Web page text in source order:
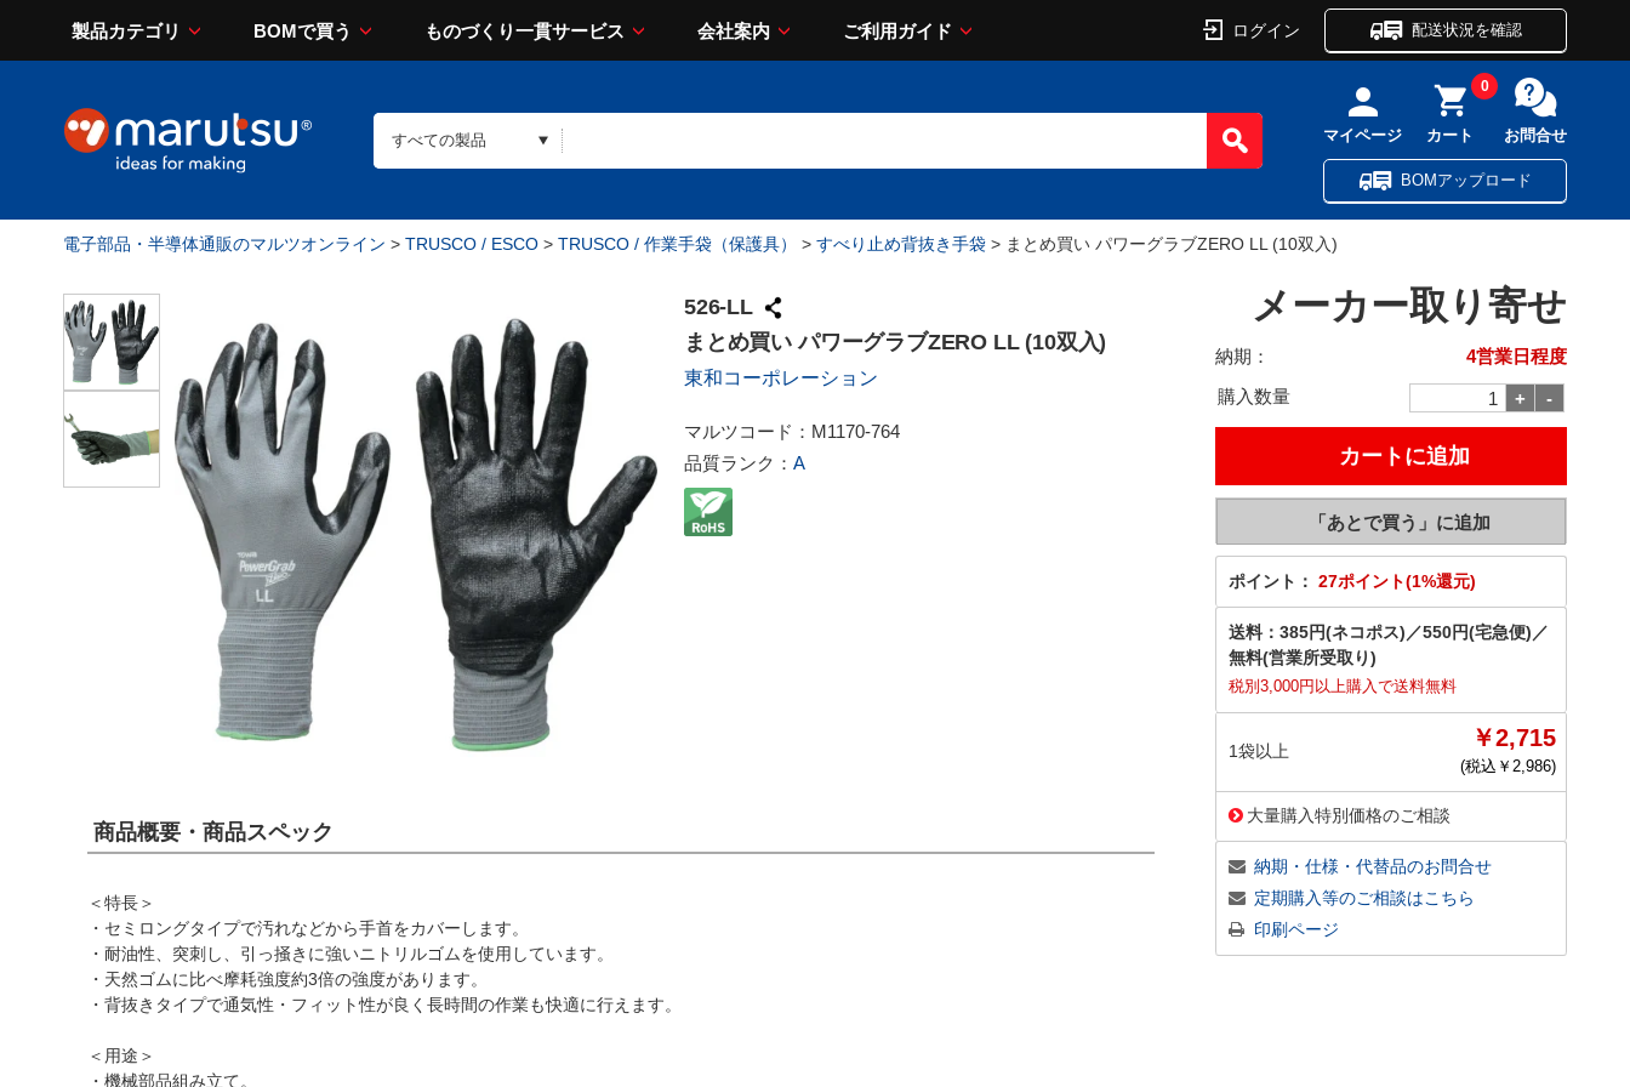
製品カテゴリ BOMで買う ものづくり一貫サービス 会社案内 ご利用ガイド ログイン 配送状況を確認
マイページ カート
0
お問合せ
BOMアップロード
電子部品・半導体通販のマルツオンライン > TRUSCO / ESCO > TRUSCO / 作業手袋（保護具） > すべり止め背抜き手袋 > まとめ買い パワーグラブZERO LL (10双入)
526-LL
まとめ買い パワーグラブZERO LL (10双入)
東和コーポレーション
マルツコード： M1170-764
品質ランク： A
メーカー取り寄せ
納期：
4営業日程度
購入数量
ポイント： 27ポイント(1%還元)
送料： 385円(ネコポス) ／550円(宅急便) ／
無料(営業所受取り)
税別3,000円以上購入で送料無料
1袋以上 ￥2,715
(税込￥ 2,986)
大量購入特別価格のご相談
納期・仕様・代替品のお問合せ
定期購入等のご相談はこちら
印刷ページ
商品概要・商品スペック
＜特長＞
・セミロングタイプで汚れなどから手首をカバーします。
・耐油性、突刺し、引っ掻きに強いニトリルゴムを使用しています。
・天然ゴムに比べ摩耗強度約3倍の強度があります。
・背抜きタイプで通気性・フィット性が良く長時間の作業も快適に行えます。
＜用途＞
・機械部品組み立て。